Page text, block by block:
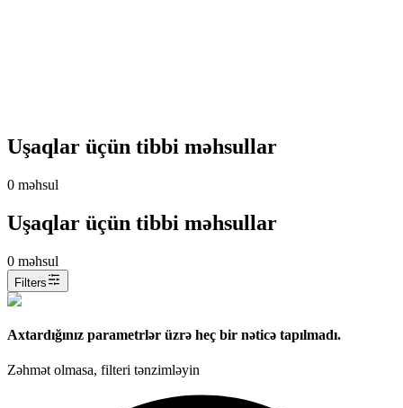
Uşaqlar üçün tibbi məhsullar
0 məhsul
Uşaqlar üçün tibbi məhsullar
0 məhsul
Filters
Axtardığınız parametrlər üzrə heç bir nəticə tapılmadı.
Zəhmət olmasa, filteri tənzimləyin